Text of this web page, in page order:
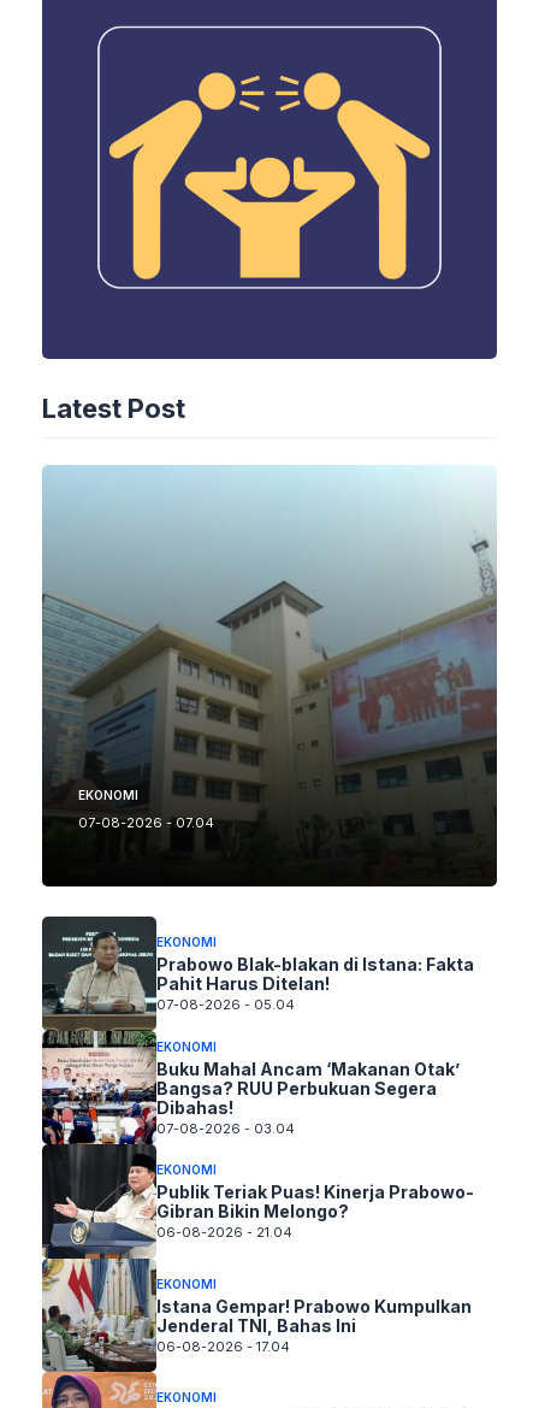
Latest Post
EKONOMI
07-08-2026 - 07.04
EKONOMI
Prabowo Blak-blakan di Istana: Fakta
Pahit Harus Ditelan!
07-08-2026 - 05.04
EKONOMI
Buku Mahal Ancam ‘Makanan Otak’
Bangsa? RUU Perbukuan Segera
Dibahas!
07-08-2026 - 03.04
EKONOMI
Publik Teriak Puas! Kinerja Prabowo-
Gibran Bikin Melongo?
06-08-2026 - 21.04
EKONOMI
Istana Gempar! Prabowo Kumpulkan
Jenderal TNI, Bahas Ini
06-08-2026 - 17.04
EKONOMI